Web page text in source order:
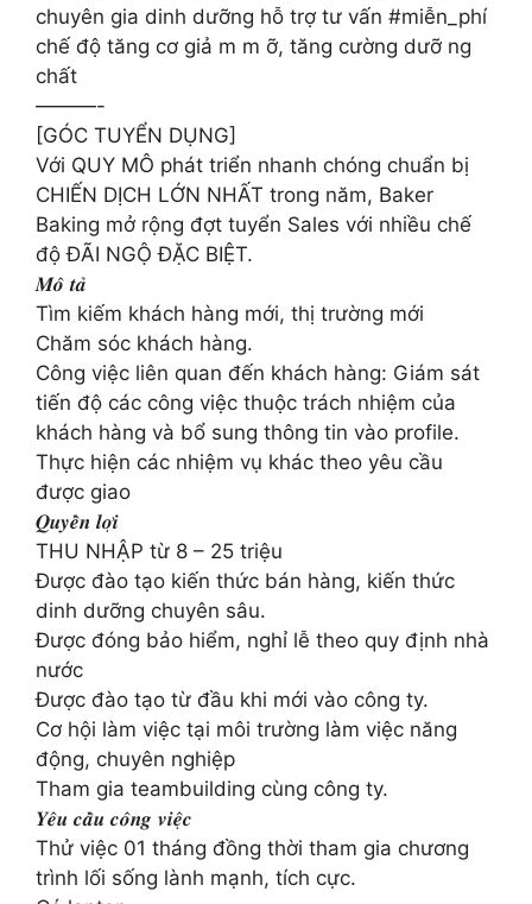
chuyên gia dinh dưỡng hỗ trợ tư vấn #miễn_phí
chế độ tăng cơ giả m m ỡ, tăng cường dưỡ ng
chất
———-
[GÓC TUYỂN DỤNG]
Với QUY MÔ phát triển nhanh chóng chuẩn bị
CHIẾN DỊCH LỚN NHẤT trong năm, Baker
Baking mở rộng đợt tuyển Sales với nhiều chế
độ ĐÃI NGỘ ĐẶC BIỆT.
𝑴𝒐̂ 𝒕𝒂̉
Tìm kiếm khách hàng mới, thị trường mới
Chăm sóc khách hàng.
Công việc liên quan đến khách hàng: Giám sát
tiến độ các công việc thuộc trách nhiệm của
khách hàng và bổ sung thông tin vào profile.
Thực hiện các nhiệm vụ khác theo yêu cầu
được giao
𝑸𝒖𝒚𝒆̂̀𝒏 𝒍𝒐̛̣𝒊
THU NHẬP từ 8 – 25 triệu
Được đào tạo kiến thức bán hàng, kiến thức
dinh dưỡng chuyên sâu.
Được đóng bảo hiểm, nghỉ lễ theo quy định nhà
nước
Được đào tạo từ đầu khi mới vào công ty.
Cơ hội làm việc tại môi trường làm việc năng
động, chuyên nghiệp
Tham gia teambuilding cùng công ty.
𝒀𝒆̂𝒖 𝒄𝒂̂̀𝒖 𝒄𝒐̂𝒏𝒈 𝒗𝒊𝒆̣̂𝒄
Thử việc 01 tháng đồng thời tham gia chương
trình lối sống lành mạnh, tích cực.